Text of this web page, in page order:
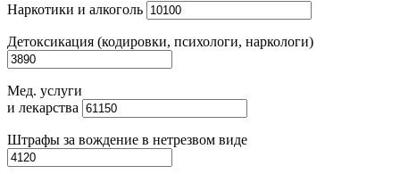
Наркотики и алкоголь
Детоксикация (кодировки, психологи, наркологи)
Мед. услуги
и лекарства
Штрафы за вождение в нетрезвом виде